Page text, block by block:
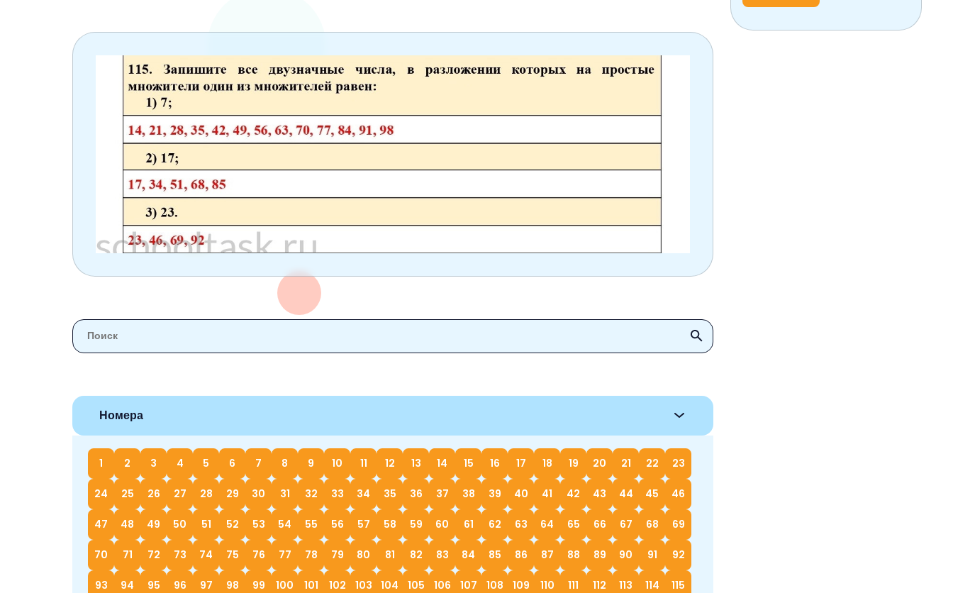
Номера
1 2 3 4 5 6 7 8 9 10 11 12 13 14 15 16 17 18 19 20 21 22 23
24 25 26 27 28 29 30 31 32 33 34 35 36 37 38 39 40 41 42 43 44 45 46
47 48 49 50 51 52 53 54 55 56 57 58 59 60 61 62 63 64 65 66 67 68 69
70 71 72 73 74 75 76 77 78 79 80 81 82 83 84 85 86 87 88 89 90 91 92
93 94 95 96 97 98 99 100 101 102 103 104 105 106 107 108 109 110 111 112 113 114 115